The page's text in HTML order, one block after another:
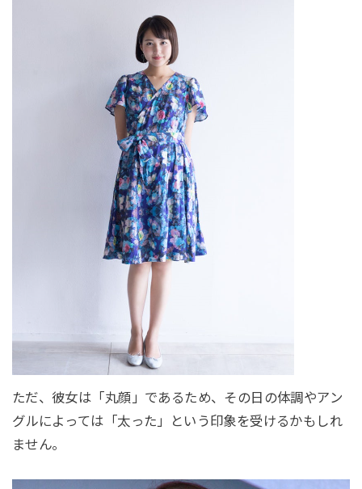
ただ、彼女は「丸顔」であるため、その日の体調やアン
グルによっては「太った」という印象を受けるかもしれ
ません。